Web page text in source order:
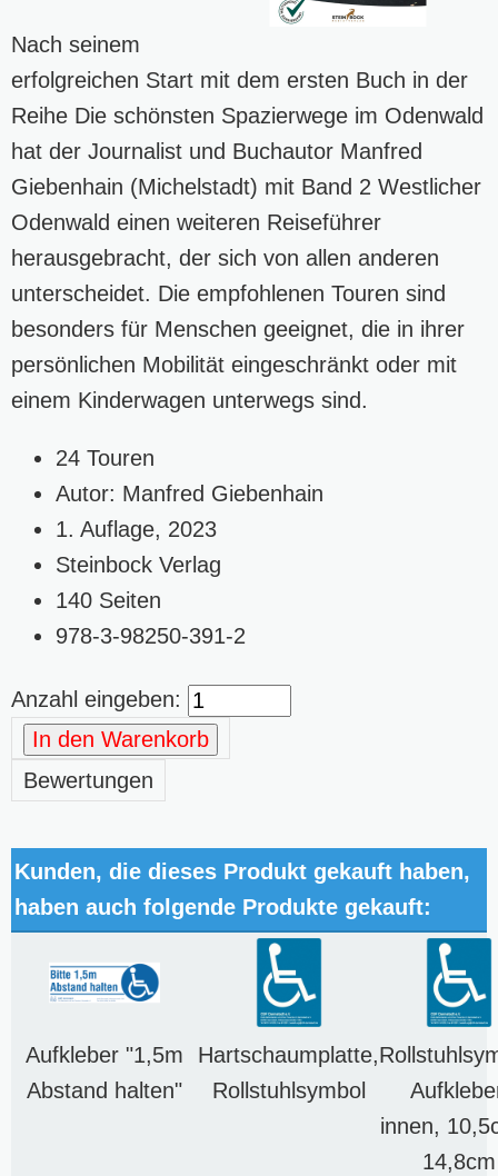
Nach seinem
erfolgreichen Start mit dem ersten Buch in der
Reihe Die schönsten Spazierwege im Odenwald
hat der Journalist und Buchautor Manfred
Giebenhain (Michelstadt) mit Band 2 Westlicher
Odenwald einen weiteren Reiseführer
herausgebracht, der sich von allen anderen
unterscheidet. Die empfohlenen Touren sind
besonders für Menschen geeignet, die in ihrer
persönlichen Mobilität eingeschränkt oder mit
einem Kinderwagen unterwegs sind.
24 Touren
Autor: Manfred Giebenhain
1. Auflage, 2023
Steinbock Verlag
140 Seiten
978-3-98250-391-2
Anzahl eingeben:
In den Warenkorb
Bewertungen
Kunden, die dieses Produkt gekauft haben,
haben auch folgende Produkte gekauft:
Aufkleber "1,5m
Abstand halten"
Hartschaumplatte,
Rollstuhlsymbol
innen,
14,8cm